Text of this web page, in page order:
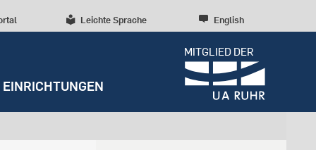
Leichte Sprache English
MITGLIED DER
EINRICHTUNGEN